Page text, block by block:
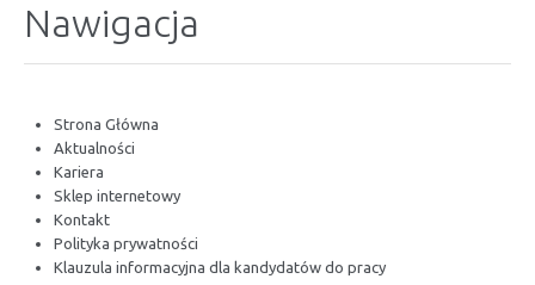
Nawigacja
Strona Główna
Aktualności
Kariera
Sklep internetowy
Kontakt
Polityka prywatności
Klauzula informacyjna dla kandydatów do pracy